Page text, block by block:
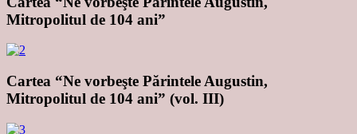
Mitropolitul de 104 ani”
Cartea “Ne vorbeşte Părintele Augustin,
Mitropolitul de 104 ani” (vol. III)